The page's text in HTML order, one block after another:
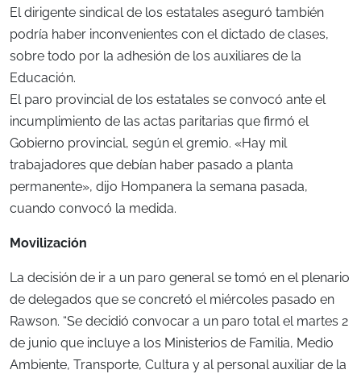
El dirigente sindical de los estatales aseguró también
podría haber inconvenientes con el dictado de clases,
sobre todo por la adhesión de los auxiliares de la
Educación.
El paro provincial de los estatales se convocó ante el
incumplimiento de las actas paritarias que firmó el
Gobierno provincial, según el gremio. «Hay mil
trabajadores que debían haber pasado a planta
permanente», dijo Hompanera la semana pasada,
cuando convocó la medida.
Movilización
La decisión de ir a un paro general se tomó en el plenario
de delegados que se concretó el miércoles pasado en
Rawson. “Se decidió convocar a un paro total el martes 2
de junio que incluye a los Ministerios de Familia, Medio
Ambiente, Transporte, Cultura y al personal auxiliar de la